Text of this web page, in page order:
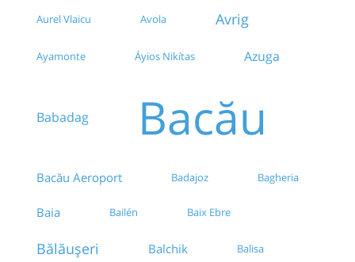
Aurel Vlaicu Avola Avrig
Ayamonte Áyios Nikítas Azuga
Babadag Bacău
Bacău Aeroport Badajoz Bagheria
Baia Bailén Baix Ebre
Bălăușeri Balchik Balisa